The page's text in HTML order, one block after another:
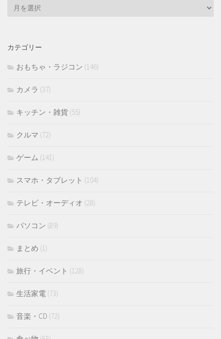
ブ
カテゴリー
おもちゃ・ラジコン (146)
カメラ (37)
キッチン・雑貨 (55)
クルマ (72)
ゲーム (141)
スマホ・タブレット (104)
テレビ・オーディオ (28)
パソコン (89)
まとめ (1)
旅行・イベント (128)
生活家電 (73)
音楽・CD (72)